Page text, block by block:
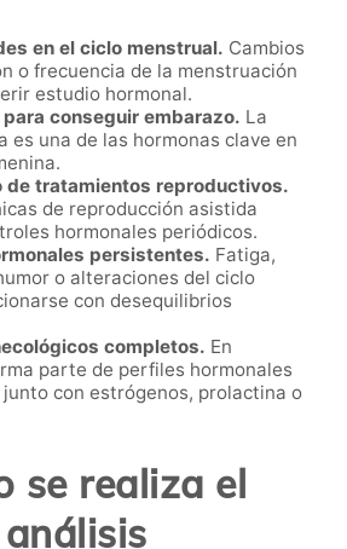
en el ciclo menstrual. Cambios
o frecuencia de la menstruación
estudio hormonal.
conseguir embarazo. La
es una de las hormonas clave en
de tratamientos reproductivos.
de reproducción asistida
hormonales periódicos.
persistentes. Fatiga,
o alteraciones del ciclo
con desequilibrios
completos. En
parte de perfiles hormonales
junto con estrógenos, prolactina o
se realiza el
análisis